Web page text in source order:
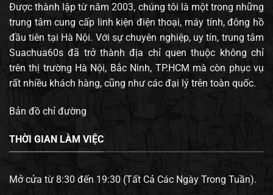
Được thành lập từ năm 2003, chúng tôi là một trong những
trung tâm cung cấp linh kiện điện thoại, máy tính, đông hồ
đầu tiên tại Hà Nội. Với sự chuyên nghiệp, uy tín, trung tâm
Suachua60s đã trở thành địa chỉ quen thuộc không chỉ
trên thị trường Hà Nội, Bắc Ninh, TP.HCM mà còn phục vụ
rất nhiều khách hàng, cũng như các đại lý trên toàn quốc.
Bản đồ chỉ đường
THỜI GIAN LÀM VIỆC
Mở cửa từ 8:30 đến 19:30 (Tất Cả Các Ngày Trong Tuần).